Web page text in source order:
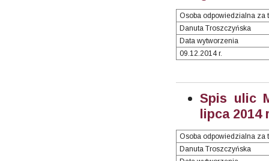
Osoba odpowiedzialna za
Danuta Troszczyńska
Data wytworzenia
09.12.2014 r.
Spis ulic
lipca 2014
Osoba odpowiedzialna za
Danuta Troszczyńska